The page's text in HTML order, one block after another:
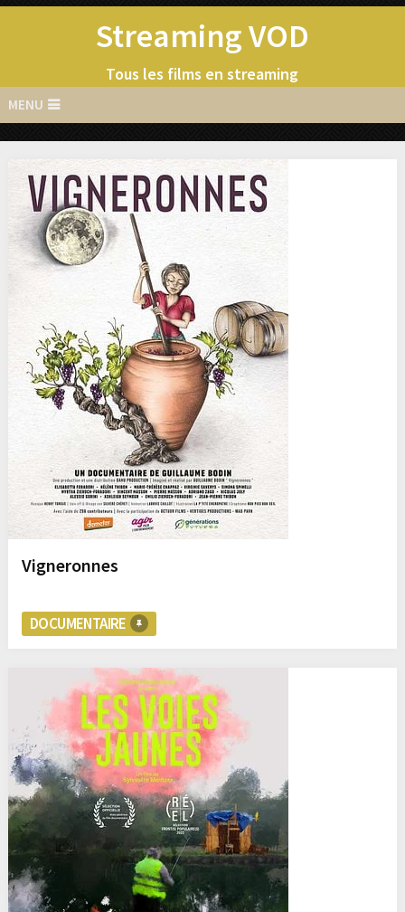
Streaming VOD
Tous les films en streaming
MENU
Vigneronnes
DOCUMENTAIRE